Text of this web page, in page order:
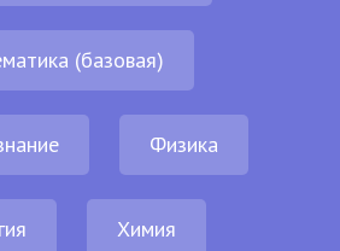
(базовая)
Физика
Химия